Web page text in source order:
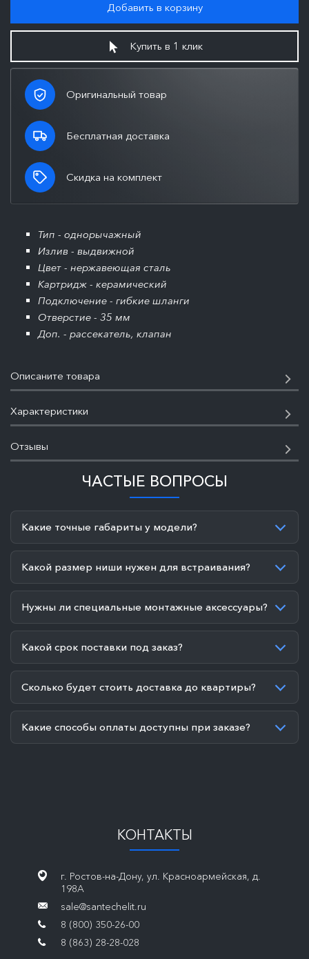
Добавить в корзину
Купить в 1 клик
Оригинальный товар
Бесплатная доставка
Скидка на комплект
Тип - однорычажный
Излив - выдвижной
Цвет - нержавеющая сталь
Картридж - керамический
Подключение - гибкие шланги
Отверстие - 35 мм
Доп. - рассекатель, клапан
Описаните товара
Характеристики
Отзывы
ЧАСТЫЕ ВОПРОСЫ
Какие точные габариты у модели?
Какой размер ниши нужен для встраивания?
Нужны ли специальные монтажные аксессуары?
Какой срок поставки под заказ?
Сколько будет стоить доставка до квартиры?
Какие способы оплаты доступны при заказе?
КОНТАКТЫ
г. Ростов-на-Дону, ул. Красноармейская, д.
198А
sale@santechelit.ru
8 (800) 350-26-00
8 (863) 28-28-028